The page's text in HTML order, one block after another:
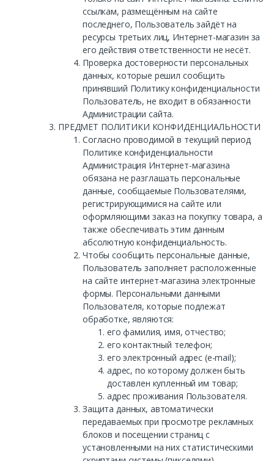
ссылкам, размещённым на сайте
последнего, Пользователь зайдёт на
ресурсы третьих лиц, Интернет-магазин за
его действия ответственности не несёт.
Проверка достоверности персональных
данных, которые решил сообщить
принявший Политику конфиденциальности
Пользователь, не входит в обязанности
Администрации сайта.
ПРЕДМЕТ ПОЛИТИКИ КОНФИДЕНЦИАЛЬНОСТИ
Согласно проводимой в текущий период
Политике конфиденциальности
Администрация Интернет-магазина
обязана не разглашать персональные
данные, сообщаемые Пользователями,
регистрирующимися на сайте или
оформляющими заказ на покупку товара, а
также обеспечивать этим данным
абсолютную конфиденциальность.
Чтобы сообщить персональные данные,
Пользователь заполняет расположенные
на сайте интернет-магазина электронные
формы. Персональными данными
Пользователя, которые подлежат
обработке, являются:
его фамилия, имя, отчество;
его контактный телефон;
его электронный адрес (e-mail);
адрес, по которому должен быть
доставлен купленный им товар;
адрес проживания Пользователя.
Защита данных, автоматически
передаваемых при просмотре рекламных
блоков и посещении страниц с
установленными на них статистическими